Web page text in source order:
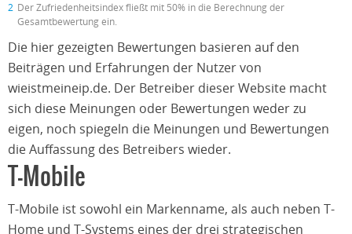
2 Der Zufriedenheitsindex fließt mit 50% in die Berechnung der
Gesamtbewertung ein.
Die hier gezeigten Bewertungen basieren auf den
Beiträgen und Erfahrungen der Nutzer von
wieistmeineip.de. Der Betreiber dieser Website macht
sich diese Meinungen oder Bewertungen weder zu
eigen, noch spiegeln die Meinungen und Bewertungen
die Auffassung des Betreibers wieder.
T-Mobile
T-Mobile ist sowohl ein Markenname, als auch neben T-
Home und T-Systems eines der drei strategischen